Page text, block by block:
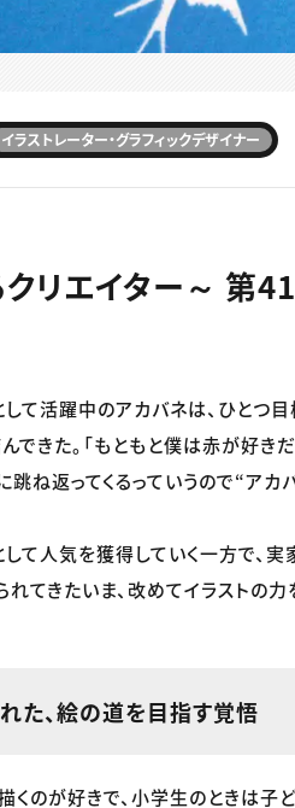
イラストレーター・グラフィックデザイナー
クリエイター～
して活躍中のアカバネは、ひとつ
できた。「もともと僕は赤が好き
跳ね返ってくるっていうので“ア
して人気を獲得していく一方で、
てきたいま、改めてイラストの力
た、絵の道を目指す覚悟
くのが好きで、小学生のときは